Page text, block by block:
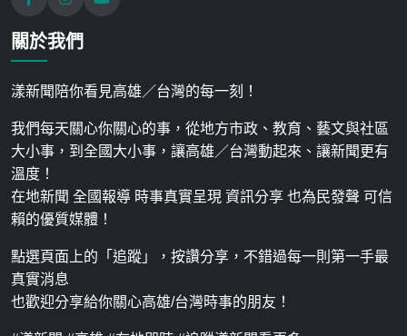
關於我們
漾新聞陪你看見高雄／台灣的每一刻！
我們每天關心你關心的事，從地方市政、教育、藝文與社區
大小事，到全國大小事，讓高雄／台灣動起來、讓新聞更有
溫度！
在地新聞 全國報導 時事真實呈現 資訊分享 也為民發聲 可信
賴的優質媒體！
點選頁面上的「追蹤」，按讚分享，不錯過每一則第一手最
真實消息
也歡迎分享給你關心高雄/台灣時事的朋友！